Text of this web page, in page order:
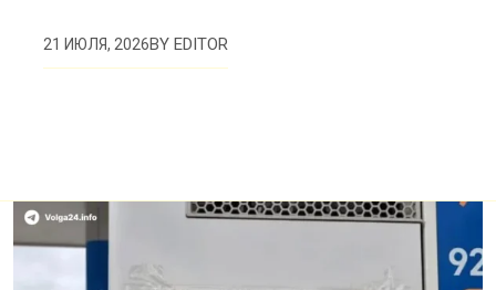
21 ИЮЛЯ, 2026BYEDITOR